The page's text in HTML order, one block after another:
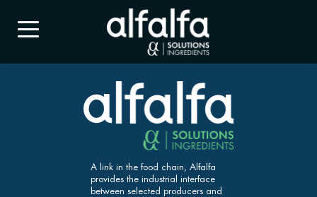
A link in the food chain, Alfalfa
provides the industrial interface
between selected producers and